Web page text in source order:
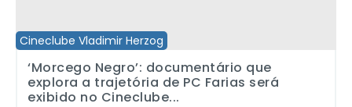
Cineclube Vladimir Herzog
‘Morcego Negro’: documentário que
explora a trajetória de PC Farias será
exibido no Cineclube...